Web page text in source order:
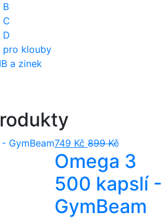
B
C
D
pro klouby
a zinek
749 Kč 899 Kč
Omega 3
500 kapslí -
GymBeam